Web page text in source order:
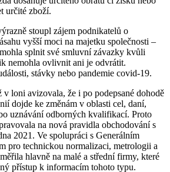
určité zboží.
stoupl zájem podnikatelů o
vyšší moci na majetku společnosti –
splnit své smluvní závazky kvůli
nemohla ovlivnit ani je odvrátit.
stávky nebo pandemie covid-19.
v loni avizovala, že i po podepsané dohodě
dojde ke změnám v oblasti cel, daní,
uznávání odborných kvalifikací. Proto
na nová pravidla obchodování s
2021. Ve spolupráci s Generálním
pro technickou normalizaci, metrologii a
hlavně na malé a střední firmy, které
přístup k informacím tohoto typu.